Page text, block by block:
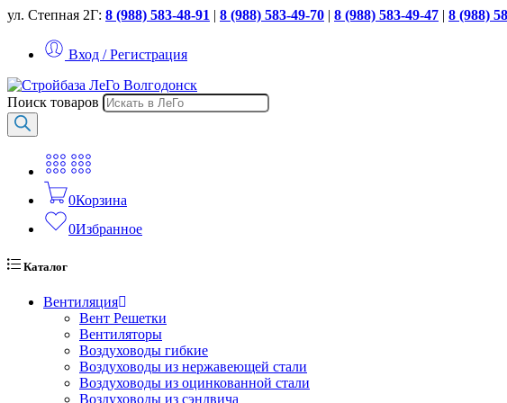
ул. Степная 2Г: 8 (988) 583-48-91 | 8 (988) 583-49-70 | 8 (988) 583-49-47 | 8 (988)
Вход / Регистрация
Поиск товаров
0Корзина
0Избранное
Каталог
Вентиляция
Вент Решетки
Вентиляторы
Воздуховоды гибкие
Воздуховоды из нержавеющей стали
Воздуховоды из оцинкованной стали
Воздуховоды из сэндвича